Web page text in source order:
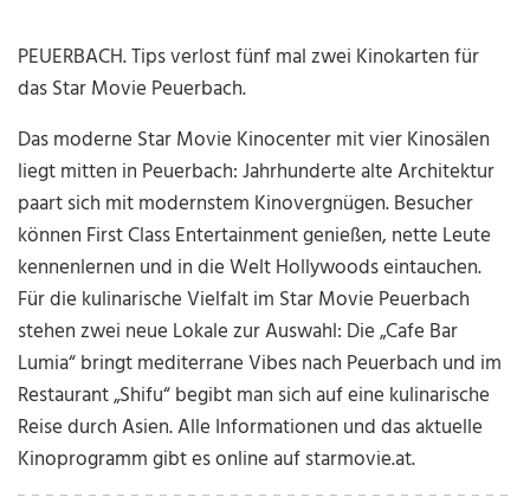
PEUERBACH. Tips verlost fünf mal zwei Kinokarten für
das Star Movie Peuerbach.
Das moderne Star Movie Kinocenter mit vier Kinosälen
liegt mitten in Peuerbach: Jahrhunderte alte Architektur
paart sich mit modernstem Kinovergnügen. Besucher
können First Class Entertainment genießen, nette Leute
kennenlernen und in die Welt Hollywoods eintauchen.
Für die kulinarische Vielfalt im Star Movie Peuerbach
stehen zwei neue Lokale zur Auswahl: Die „Cafe Bar
Lumia“ bringt mediterrane Vibes nach Peuerbach und im
Restaurant „Shifu“ begibt man sich auf eine kulinarische
Reise durch Asien. Alle Informationen und das aktuelle
Kinoprogramm gibt es online auf starmovie.at.